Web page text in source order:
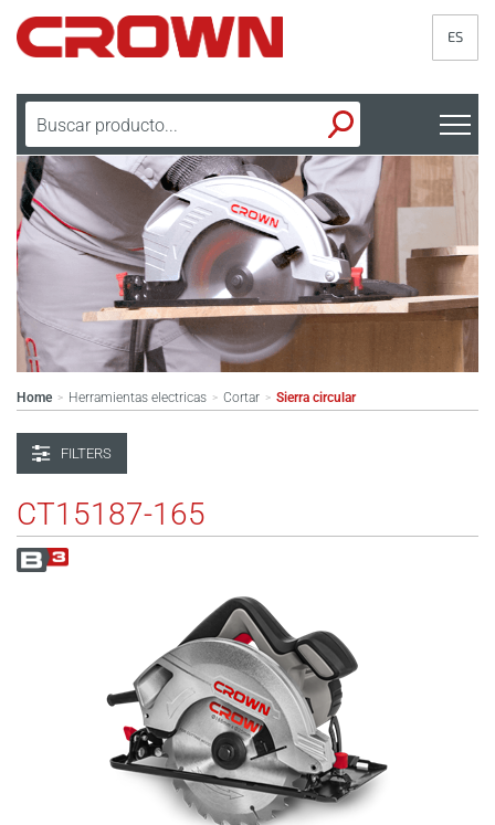
ES
Home > Herramientas electricas > Cortar > Sierra circular
FILTERS
CT15187-165